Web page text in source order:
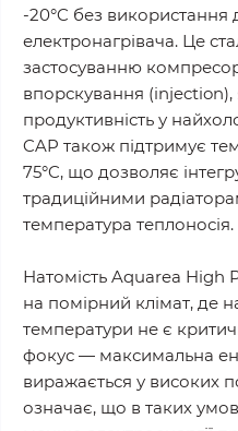
-20°C без використання
електронагрівача. Це
застосуванню
впорскування (injection),
продуктивність у
CAP також підтримує
75°C, що дозволяє
традиційними
температура теплоносія.
Натомість Aquarea High
на помірний клімат, де
температури не є
фокус — максимальна
виражається у високих
означає, що в таких